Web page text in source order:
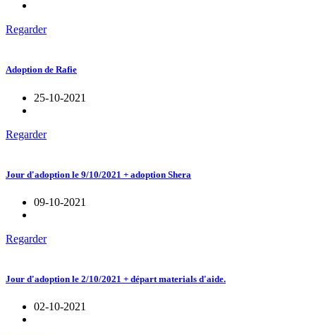
Regarder
Adoption de Rafie
25-10-2021
Regarder
Jour d'adoption le 9/10/2021 + adoption Shera
09-10-2021
Regarder
Jour d'adoption le 2/10/2021 + départ materials d'aide.
02-10-2021